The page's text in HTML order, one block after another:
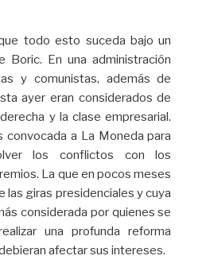
todo esto suceda bajo un
Boric. En una administración
y comunistas, además de
ayer eran considerados de
y la clase empresarial.
convocada a La Moneda para
los conflictos con los
La que en pocos meses
las giras presidenciales y cuya
considerada por quienes se
una profunda reforma
afectar sus intereses.